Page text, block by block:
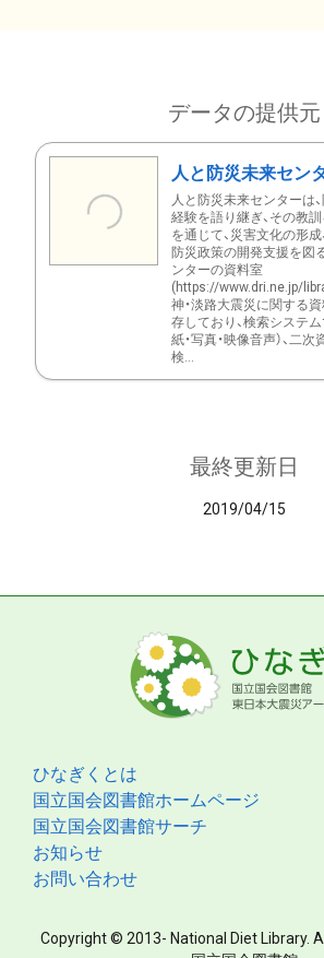
データの提供元
人と防災未来セ
人と防災未来センターは
経験を語り継ぎ、その教
を通じて、災害文化の形成
防災政策の開発支援を図
ンターの資料室
(https://www.dri.ne.jp/
神・淡路大震災に関する
存しており、検索システム
紙・写真・映像音声）、二次
検...
最終更新日
2019/04/15
ひなぎくとは
国立国会図書館ホームページ
国立国会図書館サーチ
お知らせ
お問い合わせ
Copyright © 2013- National Diet Library.